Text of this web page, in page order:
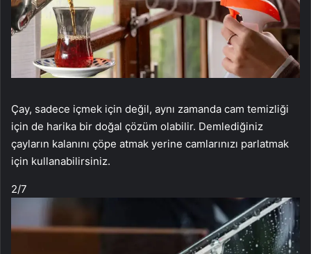
Çay, sadece içmek için değil, aynı zamanda cam temizliği
için de harika bir doğal çözüm olabilir. Demlediğiniz
çayların kalanını çöpe atmak yerine camlarınızı parlatmak
için kullanabilirsiniz.
2/7